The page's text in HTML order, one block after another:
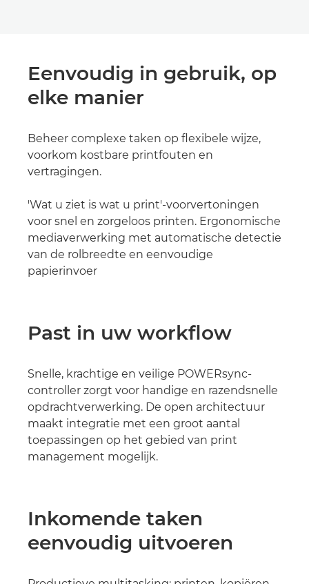
Eenvoudig in gebruik, op
elke manier
Beheer complexe taken op flexibele wijze,
voorkom kostbare printfouten en
vertragingen.
'Wat u ziet is wat u print'-voorvertoningen
voor snel en zorgeloos printen. Ergonomische
mediaverwerking met automatische detectie
van de rolbreedte en eenvoudige
papierinvoer
Past in uw workflow
Snelle, krachtige en veilige POWERsync-
controller zorgt voor handige en razendsnelle
opdrachtverwerking. De open architectuur
maakt integratie met een groot aantal
toepassingen op het gebied van print
management mogelijk.
Inkomende taken
eenvoudig uitvoeren